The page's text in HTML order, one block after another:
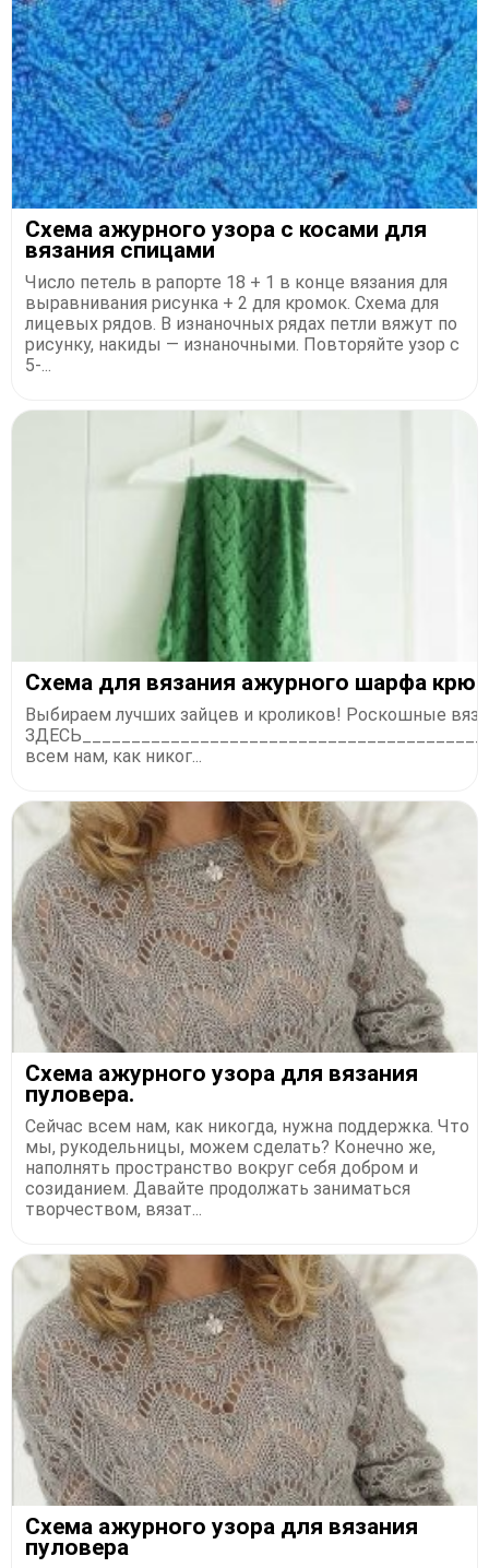
Схема ажурного узора с косами для
вязания спицами
Число петель в рапорте 18 + 1 в конце вязания для
выравнивания рисунка + 2 для кромок. Схема для
лицевых рядов. В изнаночных рядах петли вяжут по
рисунку, накиды — изнаночными. Повторяйте узор с
5-...
Схема для вязания ажурного шарфа
Выбираем лучших зайцев и кроликов! Роскошные
всем нам, как никог...
Схема ажурного узора для вязания
пуловера.
Сейчас всем нам, как никогда, нужна поддержка. Что
мы, рукодельницы, можем сделать? Конечно же,
наполнять пространство вокруг себя добром и
созиданием. Давайте продолжать заниматься
творчеством, вязат...
Схема ажурного узора для вязания
пуловера